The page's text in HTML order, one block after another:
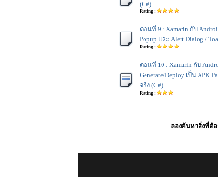
(C#)
Rating :
ตอนที่ 9 : Xamarin กับ
Popup และ Alert Dialog /
Rating :
ตอนที่ 10 : Xamarin กับ
Generate/Deploy เป็น APK
จริง (C#)
Rating :
ลองค้นหาสิ่งที่ต้อ